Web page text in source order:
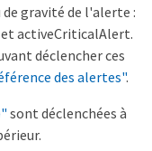
gravité de l'alerte :
activeCriticalAlert.
déclencher ces
des alertes".
sont déclenchées à